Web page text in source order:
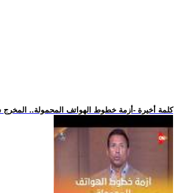
.. كلمة أخيرة -أزمة خطوط الهواتف المحمولة..